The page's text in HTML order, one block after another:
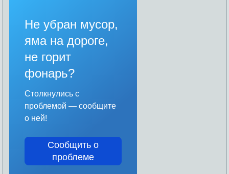
Не убран мусор,
яма на дороге,
не горит
фонарь?
Столкнулись с
проблемой — сообщите
о ней!
Сообщить о
проблеме